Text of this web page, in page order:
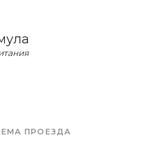
ПРОЕЗДА